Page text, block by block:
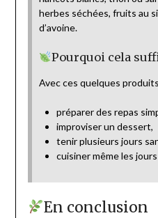
herbes séchées, fruits au
d’avoine.
Pourquoi cela
Avec ces quelques
préparer des repas
improviser un dessert,
tenir plusieurs jours
cuisiner même les
En conclusion